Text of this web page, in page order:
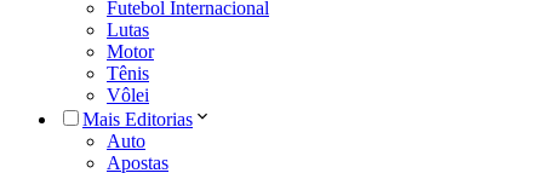
Futebol Internacional
Lutas
Motor
Tênis
Vôlei
Mais Editorias
Auto
Apostas